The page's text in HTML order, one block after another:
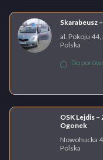
Skarabeusz
al. Pokoju
Polska
Do
OSK Lejdis –
Ogonek
Nowohucka
Polska